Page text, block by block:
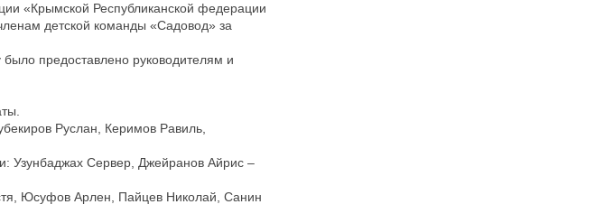
«Крымской Республиканской федерации
детской команды «Садовод» за
предоставлено руководителям и
Руслан, Керимов Равиль,
Узунбаджах Сервер, Джейранов Айрис –
Юсуфов Арлен, Пайцев Николай, Санин